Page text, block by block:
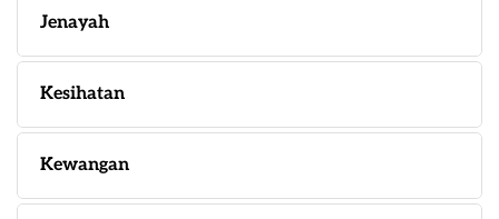
Jenayah
Kesihatan
Kewangan